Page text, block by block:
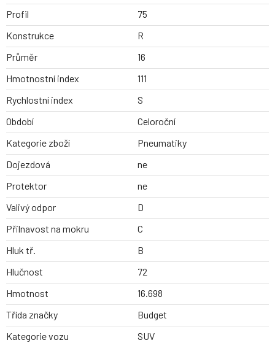
Profil
75
Konstrukce
R
Průměr
16
Hmotnostní index
111
Rychlostní index
S
Období
Celoroční
Kategorie zboží
Pneumatiky
Dojezdová
ne
Protektor
ne
Valivý odpor
D
Přilnavost na mokru
C
Hluk tř.
B
Hlučnost
72
Hmotnost
16.698
Třída značky
Budget
Kategorie vozu
SUV